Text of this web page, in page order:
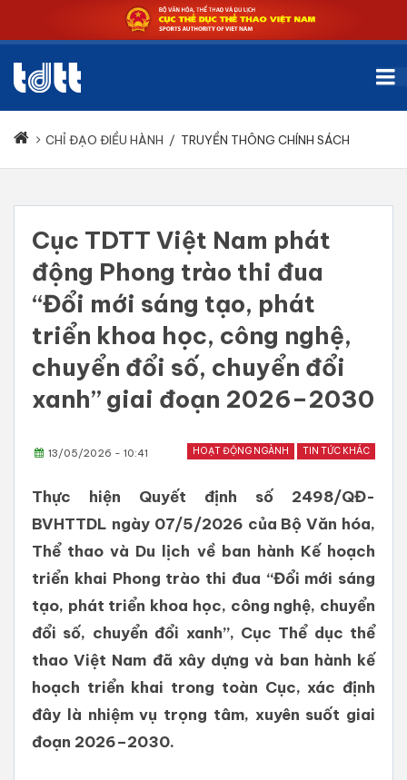
CHỈ ĐẠO ĐIỀU HÀNH / TRUYỀN THÔNG CHÍNH SÁCH
Cục TDTT Việt Nam phát
động Phong trào thi đua
“Đổi mới sáng tạo, phát
triển khoa học, công nghệ,
chuyển đổi số, chuyển đổi
xanh” giai đoạn 2026–2030
HOẠT ĐỘNG NGÀNH TIN TỨC KHÁC
13/05/2026 - 10:41
Thực hiện Quyết định số 2498/QĐ-
BVHTTDL ngày 07/5/2026 của Bộ Văn hóa,
Thể thao và Du lịch về ban hành Kế hoạch
triển khai Phong trào thi đua “Đổi mới sáng
tạo, phát triển khoa học, công nghệ, chuyển
đổi số, chuyển đổi xanh”, Cục Thể dục thể
thao Việt Nam đã xây dựng và ban hành kế
hoạch triển khai trong toàn Cục, xác định
đây là nhiệm vụ trọng tâm, xuyên suốt giai
đoạn 2026–2030.